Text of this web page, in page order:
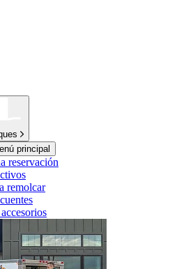
principal
reservación
remolcar